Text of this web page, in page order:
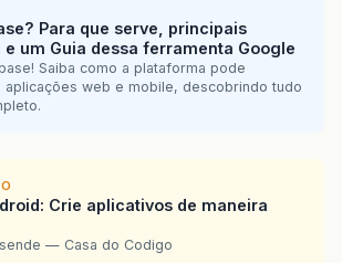
Para que serve, principais
um Guia dessa ferramenta Google
Saiba como a plataforma pode
aplicações web e mobile, descobrindo tudo
Crie aplicativos de maneira
— Casa do Codigo